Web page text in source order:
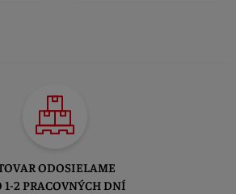
ODOSIELAME
1-2 PRACOVNÝCH DNÍ